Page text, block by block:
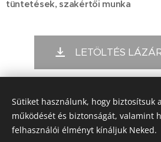
tüntetések, szakértői munka
LETÖLTÉS
Kiadó:
Alapítvány a Magyar
(1024. Budapest, Buday
Sütiket használunk, hogy biztosítsuk
működését és biztonságát, valamint
felhasználói élményt kínáljuk Neked.